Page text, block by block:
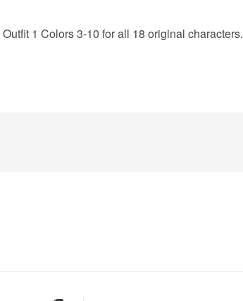
1 Colors 3-10 for all 18 original characters.